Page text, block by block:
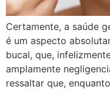
Certamente, a saúde
é um aspecto
bucal, que,
amplamente
ressaltar que,